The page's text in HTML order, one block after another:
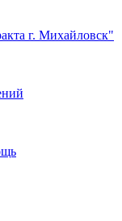
г. Михайловск"